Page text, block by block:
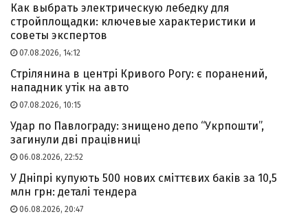
Как выбрать электрическую лебедку для
стройплощадки: ключевые характеристики и
советы экспертов
07.08.2026, 14:12
Стрілянина в центрі Кривого Рогу: є поранений,
нападник утік на авто
07.08.2026, 10:15
Удар по Павлограду: знищено депо “Укрпошти”,
загинули дві працівниці
06.08.2026, 22:52
У Дніпрі купують 500 нових сміттєвих баків за 10,5
млн грн: деталі тендера
06.08.2026, 20:47